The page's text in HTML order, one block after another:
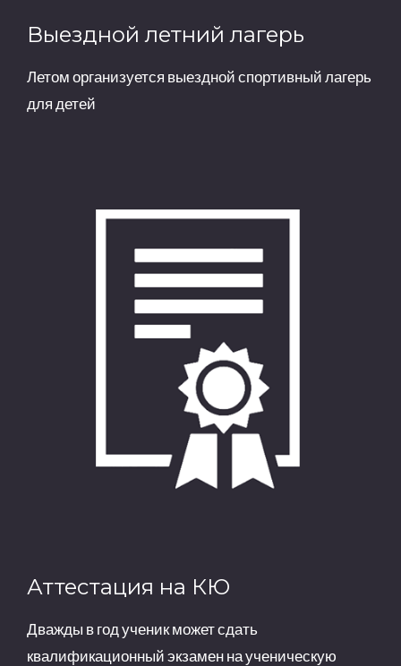
Аттестация на КЮ
Дважды в год ученик может сдать
квалификационный экзамен на ученическую
Выездной летний лагерь
Летом организуется выездной спортивный лагерь
для детей